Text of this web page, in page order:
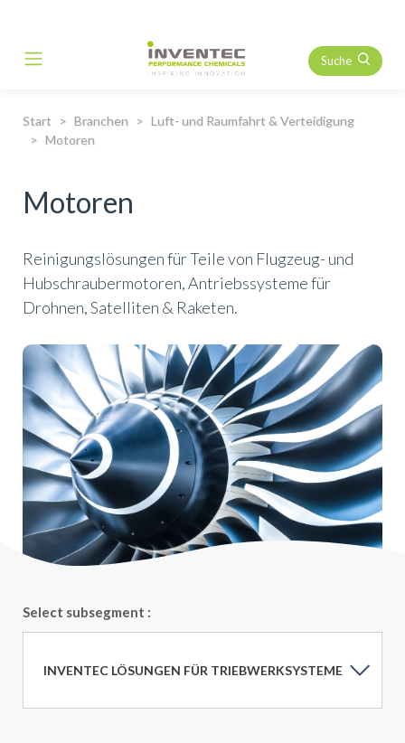
Main Navigation Suche
Start Branchen
Luft- und Raumfahrt & Verteidigung
Motoren
Motoren
Reinigungslösungen für Teile von Flugzeug- und
Hubschraubermotoren, Antriebssysteme für
Drohnen, Satelliten & Raketen.
Select subsegment :
INVENTEC LÖSUNGEN FÜR TRIEBWERKSYSTEME